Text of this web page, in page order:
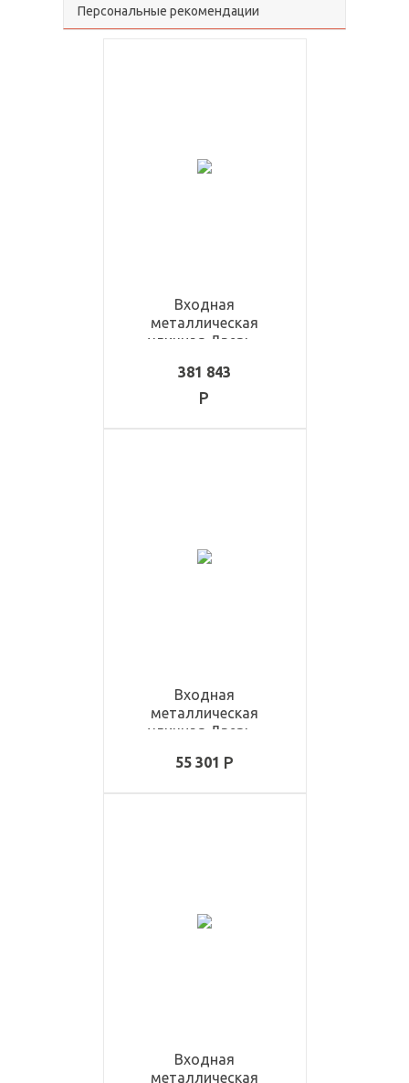
Персональные рекомендации
Входная
металлическая
уличная Дверь -
381 843
Входная
металлическая
уличная Дверь -
55 301
Входная
металлическая